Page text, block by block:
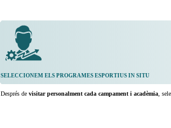
SELECCIONEM ELS PROGRAMES ESPORTIUS IN SITU
Després de visitar personalment cada campament i acadèmia,